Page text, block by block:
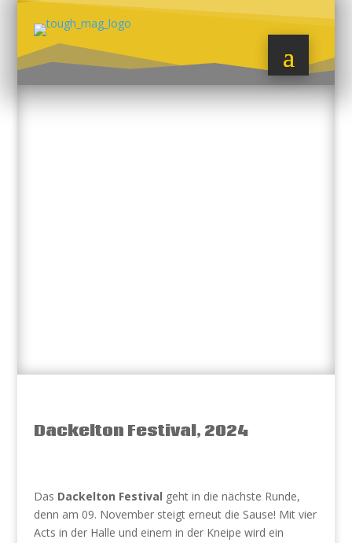
Dackelton Festival, 2024
Das Dackelton Festival geht in die nächste Runde,
denn am 09. November steigt erneut die Sause! Mit vier
Acts in der Halle und einem in der Kneipe wird ein